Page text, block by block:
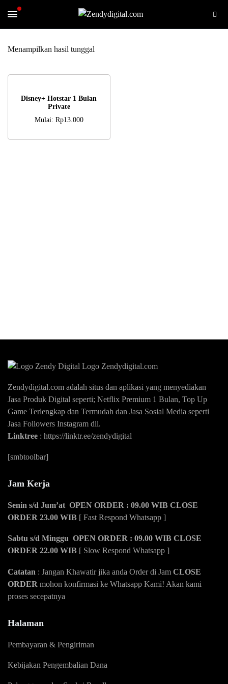
Menampilkan hasil tunggal
Disney+ Hotstar 1 Bulan
Private
Mulai: Rp13.000
Zendydigital.com adalah situs dan aplikasi yang menyediakan
Jasa Produk Digital seperti; Netflix Premium 1 Bulan, Top Up
Game Terlengkap dan Termudah dan Jasa Sosial Media seperti
Jasa Followers Instagram dll.
Linktree : https://linktr.ee/zendydigital
[smbtoolbar]
Jam Kerja
Senin s/d Jum’at OPEN ORDER : 09.00 WIB CLOSE
ORDER 23.00 WIB [ Fast Respond Whatsapp ]
Sabtu s/d Minggu OPEN ORDER : 09.00 WIB CLOSE
ORDER 22.00 WIB [ Slow Respond Whatsapp ]
Catatan : Jangan Khawatir jika anda Order di Jam CLOSE
ORDER mohon konfirmasi ke Whatsapp Kami! Akan kami
proses secepatnya
Halaman
Pembayaran & Pengiriman
Kebijakan Pengembalian Dana